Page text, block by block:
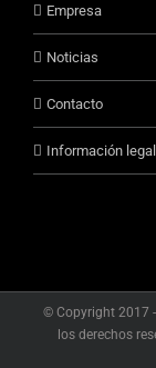
Empresa
Noticias
Contacto
Información legal
© Copyright 2017 -
los derechos